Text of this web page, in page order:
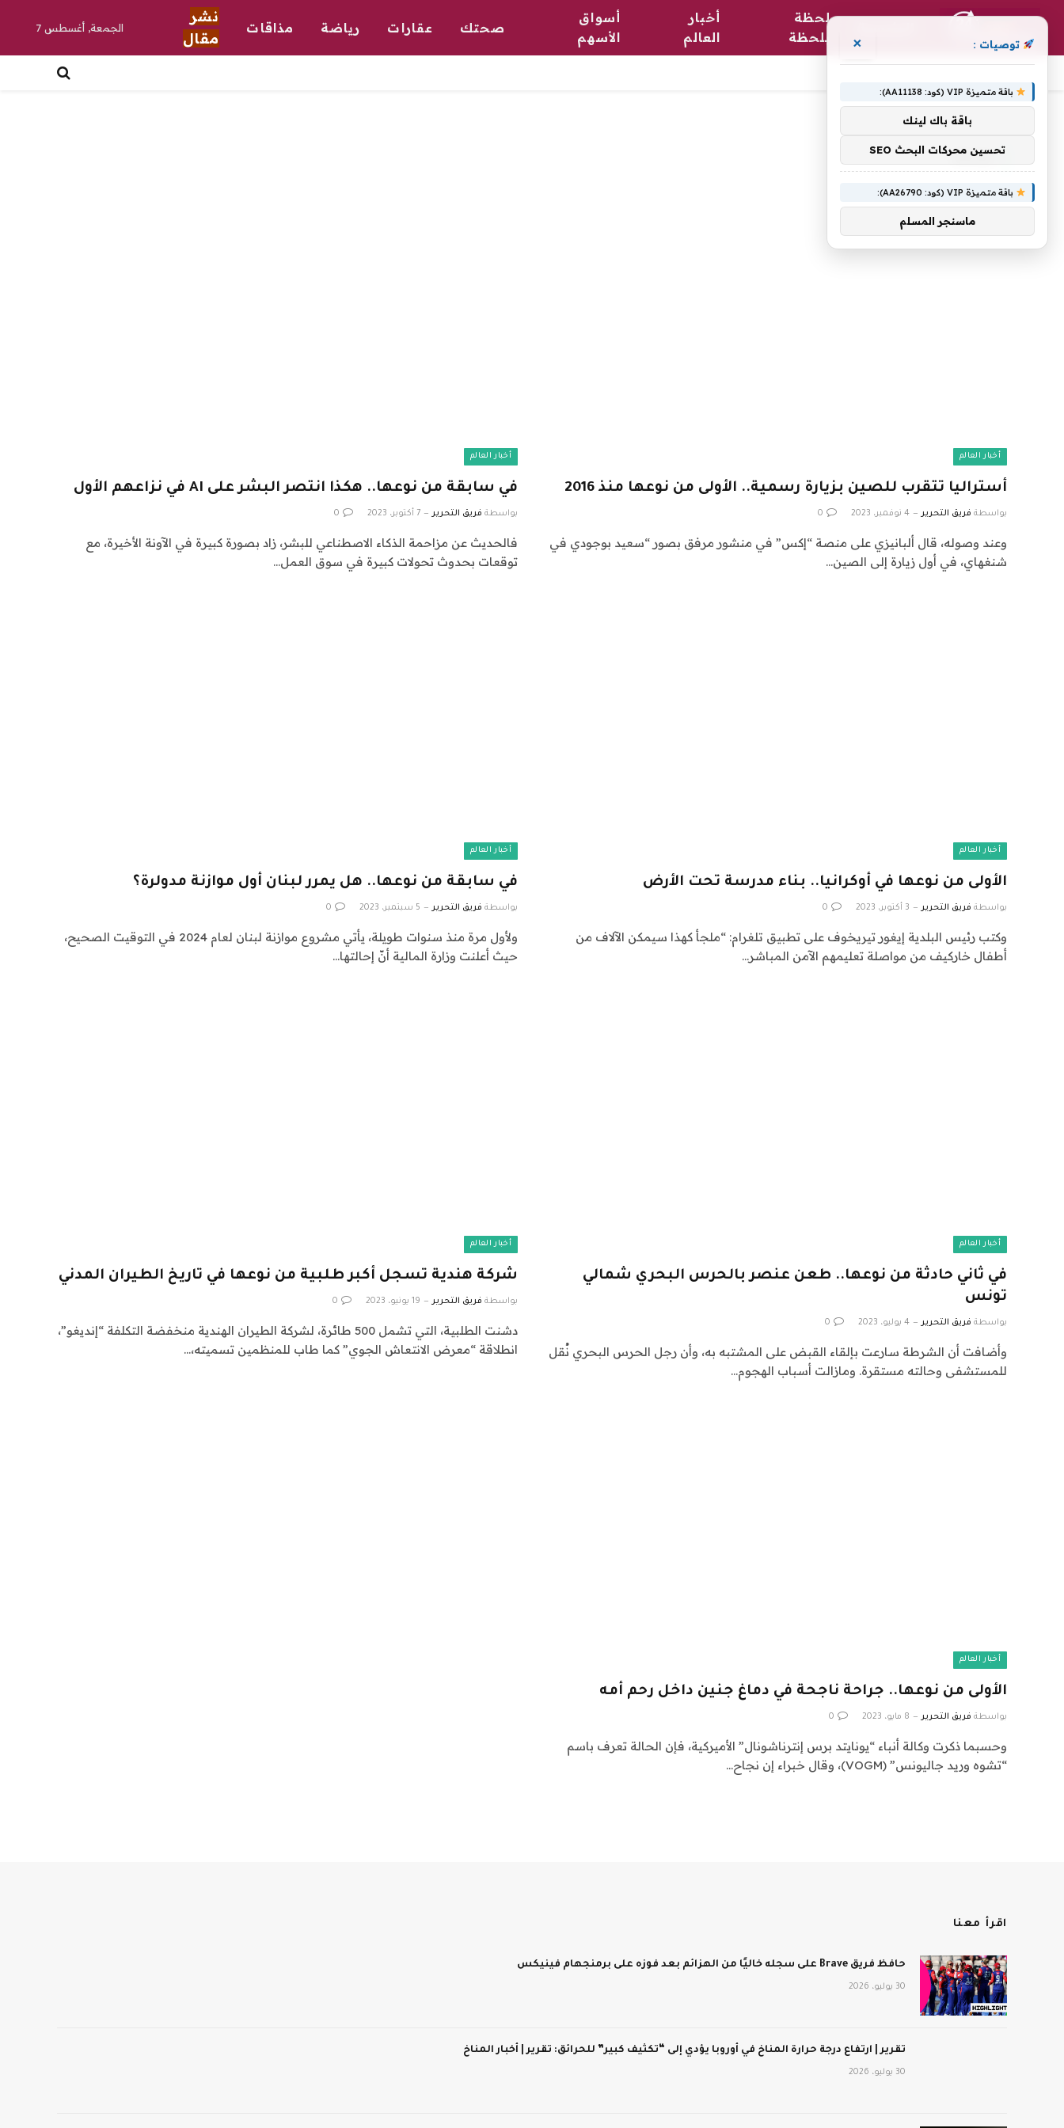
لحظة
بلحظة
أخبار
العالم
أسواق
الأسهم
صحتك عقارات رياضة مذاقات
نشر
مقال
الجمعة, أغسطس 7
نوعها.
أخبار العالم
أستراليا تتقرب للصين بزيارة رسمية.. الأولى من نوعها منذ 2016
بواسطة فريق التحرير 4 نوفمبر، 2023 0
وعند وصوله، قال ألبانيزي على منصة “إكس” في منشور مرفق بصور “سعيد بوجودي في
شنغهاي، في أول زيارة إلى الصين…
أخبار العالم
في سابقة من نوعها.. هكذا انتصر البشر على AI في نزاعهم الأول
بواسطة فريق التحرير 7 أكتوبر، 2023 0
فالحديث عن مزاحمة الذكاء الاصطناعي للبشر، زاد بصورة كبيرة في الآونة الأخيرة، مع
توقعات بحدوث تحولات كبيرة في سوق العمل…
أخبار العالم
الأولى من نوعها في أوكرانيا.. بناء مدرسة تحت الأرض
بواسطة فريق التحرير 3 أكتوبر، 2023 0
وكتب رئيس البلدية إيغور تيريخوف على تطبيق تلغرام: “ملجأ كهذا سيمكن الآلاف من
أطفال خاركيف من مواصلة تعليمهم الآمن المباشر…
أخبار العالم
في سابقة من نوعها.. هل يمرر لبنان أول موازنة مدولرة؟
بواسطة فريق التحرير 5 سبتمبر، 2023 0
ولأول مرة منذ سنوات طويلة، يأتي مشروع موازنة لبنان لعام 2024 في التوقيت الصحيح،
حيث أعلنت وزارة المالية أنّ إحالتها…
أخبار العالم
في ثاني حادثة من نوعها.. طعن عنصر بالحرس البحري شمالي
تونس
بواسطة فريق التحرير 4 يوليو، 2023 0
وأضافت أن الشرطة سارعت بإلقاء القبض على المشتبه به، وأن رجل الحرس البحري نُقل
للمستشفى وحالته مستقرة. ومازالت أسباب الهجوم…
أخبار العالم
شركة هندية تسجل أكبر طلبية من نوعها في تاريخ الطيران المدني
بواسطة فريق التحرير 19 يونيو، 2023 0
دشنت الطلبية، التي تشمل 500 طائرة، لشركة الطيران الهندية منخفضة التكلفة “إنديغو”،
انطلاقة “معرض الانتعاش الجوي” كما طاب للمنظمين تسميته،…
أخبار العالم
الأولى من نوعها.. جراحة ناجحة في دماغ جنين داخل رحم أمه
بواسطة فريق التحرير 8 مايو، 2023 0
وحسبما ذكرت وكالة أنباء “يونايتد برس إنترناشونال” الأميركية، فإن الحالة تعرف باسم
“تشوه وريد جاليونس” (VOGM)، وقال خبراء إن نجاح…
اقرأ معنا
حافظ فريق Brave على سجله خاليًا من الهزائم بعد فوزه على برمنجهام فينيكس
30 يوليو، 2026
تقرير | ارتفاع درجة حرارة المناخ في أوروبا يؤدي إلى “تكثيف كبير” للحرائق: تقرير | أخبار المناخ
30 يوليو، 2026
توصيات : ×
باقة متميزة VIP (كود: AA11138):
باقة باك لينك
تحسين محركات البحث SEO
باقة متميزة VIP (كود: AA26790):
ماسنجر المسلم